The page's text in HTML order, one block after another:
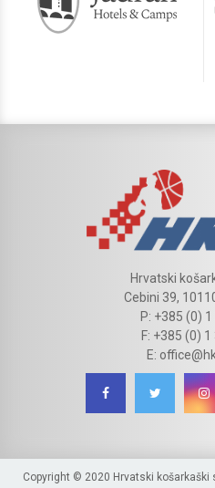
Hrvatski
Cebini 39,
P: +385 (0)
F: +385 (0) 1
E:
Copyright © 2020 Hrvatski košarkaški